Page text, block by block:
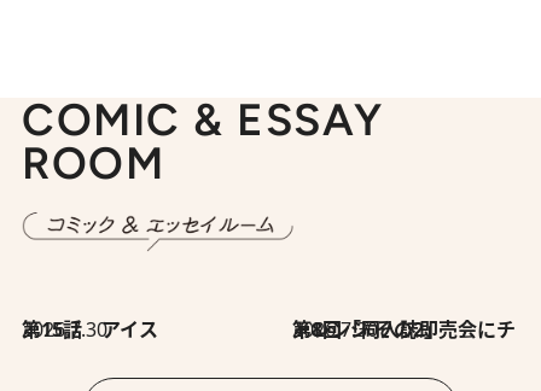
COMIC & ESSAY
ROOM
2026.7.30
第15話 アイス 2026.7.30
第8回「同人誌即売会にチャレンジ その2」